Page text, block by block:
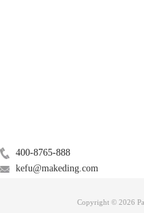
400-8765-888
kefu@makeding.com
Copyright © 2026